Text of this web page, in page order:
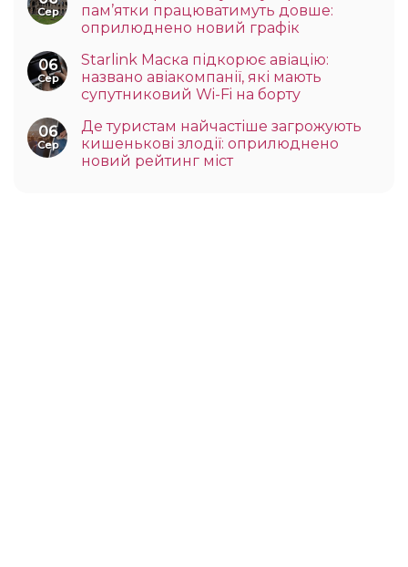
Сер
пам’ятки працюватимуть довше:
оприлюднено новий графік
06
Сер
Starlink Маска підкорює авіацію:
названо авіакомпанії, які мають
супутниковий Wi-Fi на борту
06
Сер
Де туристам найчастіше загрожують
кишенькові злодії: оприлюднено
новий рейтинг міст